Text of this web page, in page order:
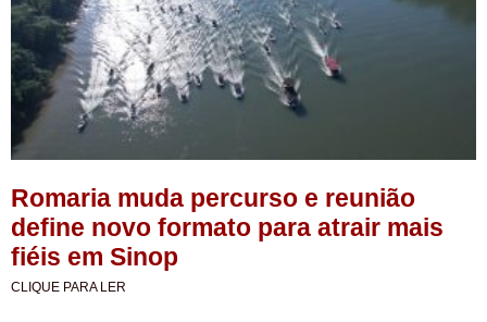
Romaria muda percurso e reunião
define novo formato para atrair mais
fiéis em Sinop
CLIQUE PARA LER